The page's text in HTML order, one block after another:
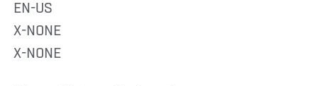
EN-US
X-NONE
X-NONE